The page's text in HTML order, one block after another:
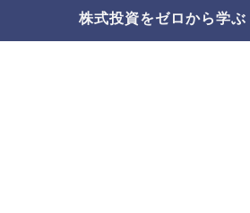
株式投資をゼロから学ぶ